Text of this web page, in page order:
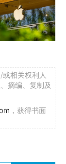
相关权利人
摘编、复制及
，获得书面